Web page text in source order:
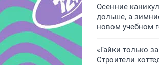
Осенние
дольше, а
новом учебном
«Гайки только
Строители